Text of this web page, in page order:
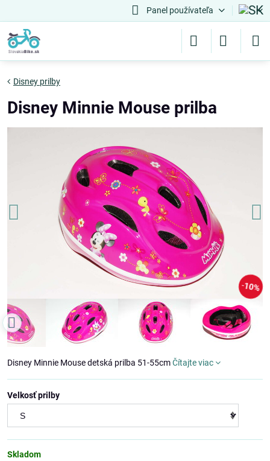
Panel používateľa
10%
Disney prilby
Disney Minnie Mouse prilba
Disney Minnie Mouse detská prilba 51-55cmČítajte viac
Velkosť prilby
Skladom